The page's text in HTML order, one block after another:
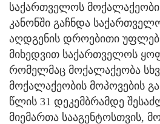
საქართველოს
კანონში გაჩნდა
აღდგენის დროებითი
მიხედვით საქართველოს
რომელმაც მოქალაქეობა
მოქალაქეობის მოპოვების
წლის 31 დეკემბრამდე
მიემართა სააგენტოსთვის,